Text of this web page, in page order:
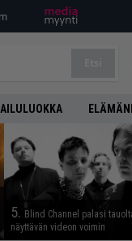
5. Blind Channel palasi
näyttävän videon voimin